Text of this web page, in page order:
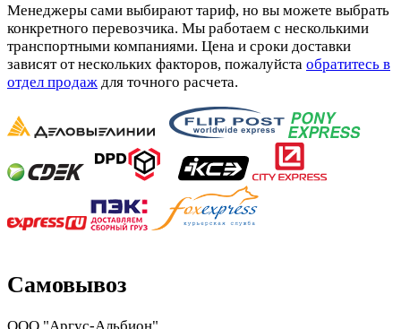
Менеджеры сами выбирают тариф, но вы можете выбрать
конкретного перевозчика. Мы работаем с несколькими
транспортными компаниями. Цена и сроки доставки
зависят от нескольких факторов, пожалуйста обратитесь в
отдел продаж для точного расчета.
Самовывоз